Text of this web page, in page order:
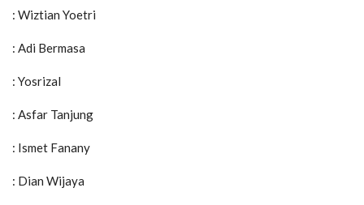
: Wiztian Yoetri
: Adi Bermasa
: Yosrizal
: Asfar Tanjung
: Ismet Fanany
: Dian Wijaya